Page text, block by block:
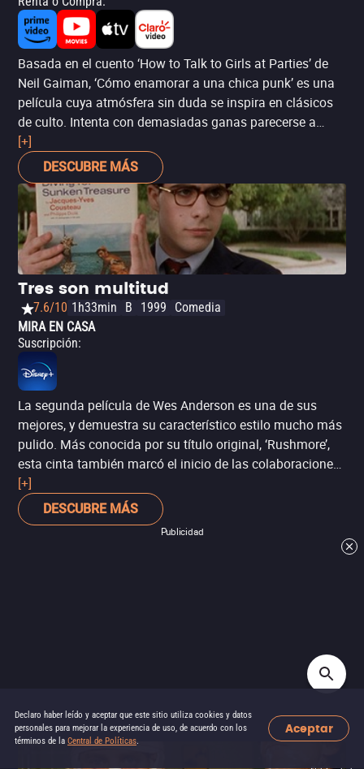
Declaro haber leído y aceptar que este sitio utiliza cookies y datos
personales para mejorar la experiencia de uso, de acuerdo con los
términos de la Central de Políticas.
Aceptar
Basada en el cuento ‘How to Talk to Girls at Parties’ de
Neil Gaiman, ‘Cómo enamorar a una chica punk’ es una
película cuya atmósfera sin duda se inspira en clásicos
de culto. Intenta con demasiadas ganas parecerse a
estos, pero su alocada premisa, el talento de la joven Elle
Fanning y la intervención de la gran Nicole Kidman
justifican echarle un vistazo.
[+]
DESCUBRE MÁS
Tres son multitud
7.6/10 1h33min B 1999
Comedia
MIRA EN CASA
Suscripción:
La segunda película de Wes Anderson es una de sus
mejores, y demuestra su característico estilo mucho más
pulido. Más conocida por su título original, ‘Rushmore’,
esta cinta también marcó el inicio de las colaboraciones
del director con Jason Schwartzman y Bill Murray, cuya
carrera tomó un segundo aire. Ambos forman uno de los
dúos más atípicos del cine de los noventa, entre la
necedad y la desesperación, lo que los hace un verdadero
[+]
DESCUBRE MÁS
Publicidad